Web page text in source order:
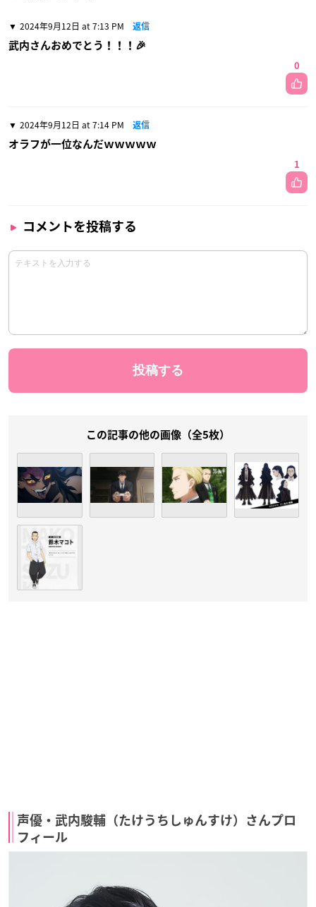
2024年9月12日 at 7:13 PM 返信
武内さんおめでとう！！！🎉
0
2024年9月12日 at 7:14 PM 返信
オラフが一位なんだｗｗｗｗｗ
1
コメントを投稿する
この記事の他の画像（全5枚）
声優・武内駿輔（たけうちしゅんすけ）さんプロ
フィール